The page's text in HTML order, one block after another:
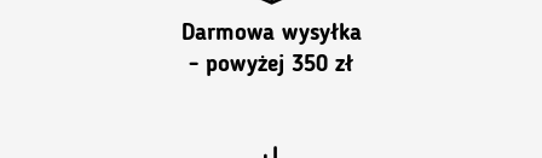
Darmowa wysyłka
- powyżej 350 zł